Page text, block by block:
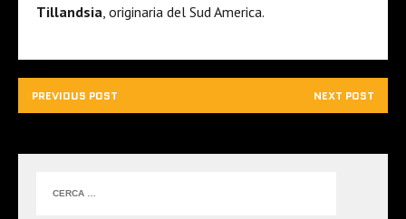
Tillandsia, originaria del Sud America.
PREVIOUS POST NEXT POST